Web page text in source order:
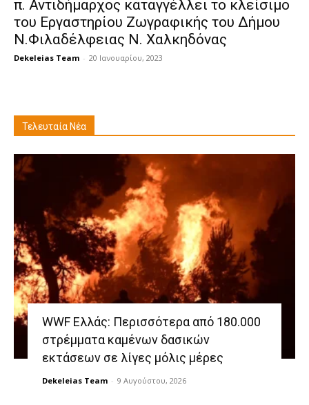
π. Αντιδήμαρχος καταγγέλλει το κλείσιμο
του Εργαστηρίου Ζωγραφικής του Δήμου
Ν.Φιλαδέλφειας Ν. Χαλκηδόνας
Dekeleias Team - 20 Ιανουαρίου, 2023
Τελευταία Νέα
WWF Ελλάς: Περισσότερα από 180.000
στρέμματα καμένων δασικών
εκτάσεων σε λίγες μόλις μέρες
Dekeleias Team - 9 Αυγούστου, 2026